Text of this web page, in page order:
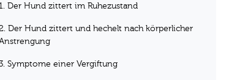
Der Hund zittert im Ruhezustand
Der Hund zittert und hechelt nach körperlicher
Symptome einer Vergiftung